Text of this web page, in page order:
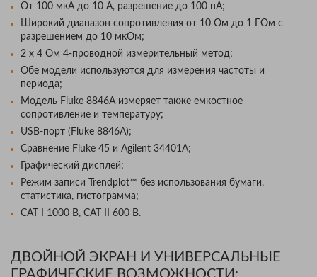
От 100 мкА до 10 А, разрешение до 100 пА;
Широкий диапазон сопротивления от 10 Ом до 1 ГОм с
разрешением до 10 мкОм;
2 х 4 Ом 4-проводной измерительный метод;
Обе модели используются для измерения частоты и
периода;
Модель Fluke 8846A измеряет также емкостное
сопротивление и температуру;
USB-порт (Fluke 8846A);
Сравнение Fluke 45 и Agilent 34401A;
Графический дисплей;
Режим записи Trendplot™ без использования бумаги,
статистика, гистограмма;
CAT I 1000 В, CAT II 600 В.
ДВОЙНОЙ ЭКРАН И УНИВЕРСАЛЬНЫЕ
ГРАФИЧЕСКИЕ ВОЗМОЖНОСТИ: